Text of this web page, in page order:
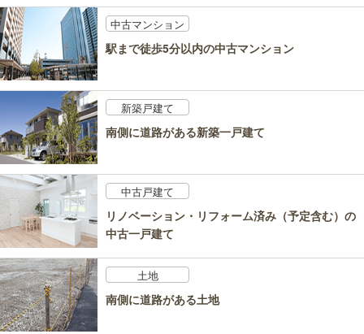
中古マンション
駅まで徒歩5分以内の中古マンション
新築戸建て
南側に道路がある新築一戸建て
中古戸建て
リノベーション・リフォーム済み（予定含む）の
中古一戸建て
土地
南側に道路がある土地